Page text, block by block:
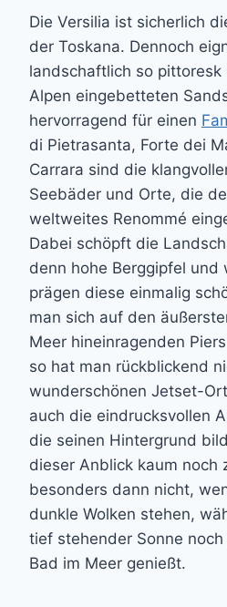
Die Versilia ist sicherlich
der Toskana. Dennoch
landschaftlich so pittoresk
Alpen eingebetteten
hervorragend für einen
di Pietrasanta, Forte dei
Carrara sind die
Seebäder und Orte, die
weltweites Renommé
Dabei schöpft die
denn hohe Berggipfel und
prägen diese einmalig
man sich auf den
Meer hineinragenden
so hat man rückblickend
wunderschönen Jetset-
auch die eindrucksvollen
die seinen Hintergrund
dieser Anblick kaum noch
besonders dann nicht,
dunkle Wolken stehen,
tief stehender Sonne
Bad im Meer genießt.